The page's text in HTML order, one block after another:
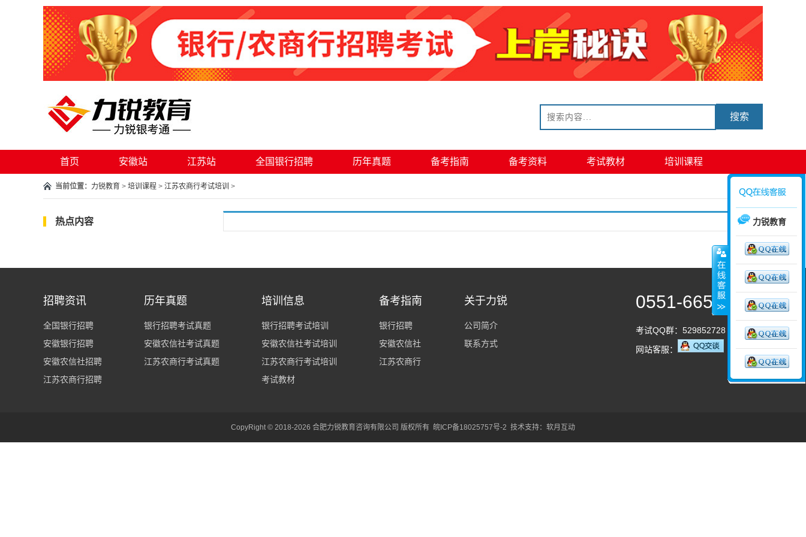
搜索
首页 安徽站 江苏站 全国银行招聘 历年真题 备考指南 备考资料 考试教材 培训课程
当前位置： 力锐教育 > 培训课程 > 江苏农商行考试培训 >
热点内容
招聘资讯
全国银行招聘
安徽银行招聘
安徽农信社招聘
江苏农商行招聘
历年真题
银行招聘考试真题
安徽农信社考试真题
江苏农商行考试真题
培训信息
银行招聘考试培训
安徽农信社考试培训
江苏农商行考试培训
考试教材
备考指南
银行招聘
安徽农信社
江苏农商行
关于力锐
公司简介
联系方式
0551-66553211
考试QQ群：529852728
网站客服：
CopyRight © 2018-2026 合肥力锐教育咨询有限公司 版权所有 皖ICP备18025757号-2 技术支持： 软月互动
力锐教育